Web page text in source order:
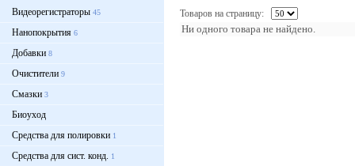
Видеорегистраторы 45
Нанопокрытия 6
Добавки 8
Очистители 9
Смазки 3
Биоуход
Средства для полировки 1
Средства для сист. конд. 1
Товаров на страницу:
Ни одного товара не найдено.